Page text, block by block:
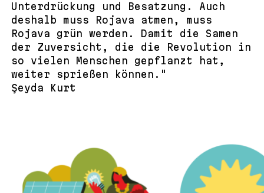
Unterdrückung und Besatzung. Auch
deshalb muss Rojava atmen, muss
Rojava grün werden. Damit die Samen
der Zuversicht, die die Revolution in
so vielen Menschen gepflanzt hat,
weiter sprießen können."
Şeyda Kurt